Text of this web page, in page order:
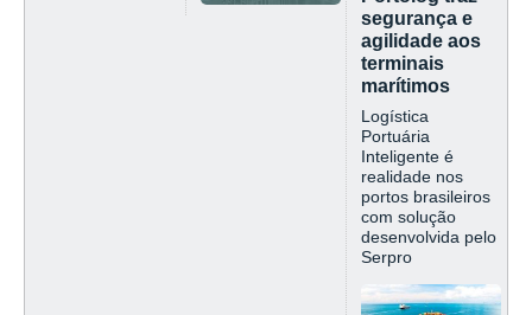
segurança e
agilidade aos
terminais
marítimos
Logística
Portuária
Inteligente é
realidade nos
portos brasileiros
com solução
desenvolvida pelo
Serpro